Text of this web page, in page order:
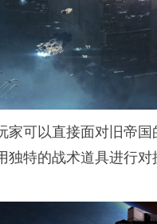
家可以直接面对旧帝
独特的战术道具进行